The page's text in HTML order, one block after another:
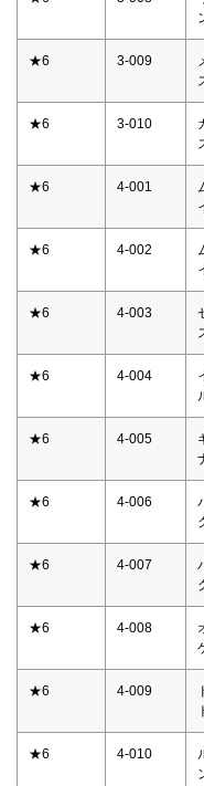
★6 3-009
★6 3-010
★6 4-001
★6 4-002
★6 4-003
★6 4-004
★6 4-005
★6 4-006
★6 4-007
★6 4-008
★6 4-009
★6 4-010